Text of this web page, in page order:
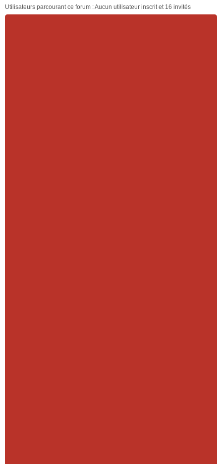
Utilisateurs parcourant ce forum : Aucun utilisateur inscrit et 16 invités